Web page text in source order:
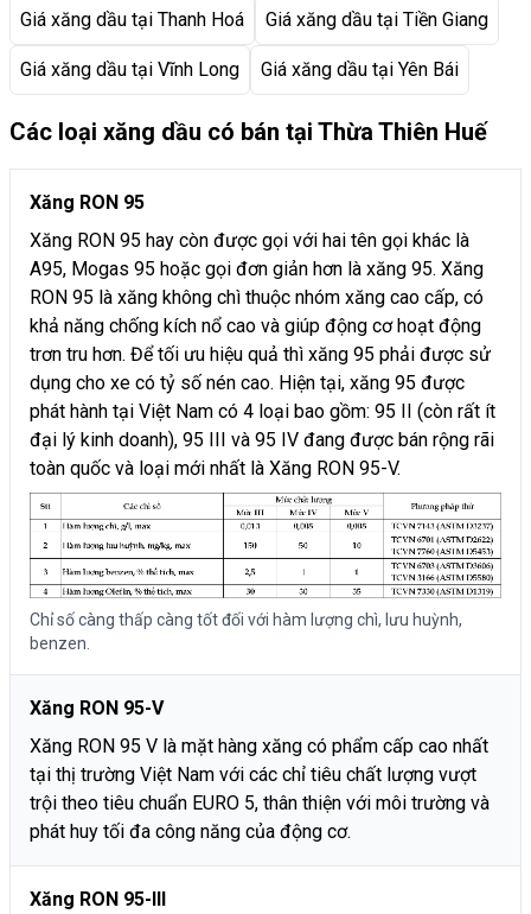
Giá xăng dầu tại Thanh Hoá Giá xăng dầu tại Tiền Giang
Giá xăng dầu tại Vĩnh Long Giá xăng dầu tại Yên Bái
Các loại xăng dầu có bán tại Thừa Thiên Huế
Xăng RON 95
Xăng RON 95 hay còn được gọi với hai tên gọi khác là
A95, Mogas 95 hoặc gọi đơn giản hơn là xăng 95. Xăng
RON 95 là xăng không chì thuộc nhóm xăng cao cấp, có
khả năng chống kích nổ cao và giúp động cơ hoạt động
trơn tru hơn. Để tối ưu hiệu quả thì xăng 95 phải được sử
dụng cho xe có tỷ số nén cao. Hiện tại, xăng 95 được
phát hành tại Việt Nam có 4 loại bao gồm: 95 II (còn rất ít
đại lý kinh doanh), 95 III và 95 IV đang được bán rộng rãi
toàn quốc và loại mới nhất là Xăng RON 95-V.
Chỉ số càng thấp càng tốt đối với hàm lượng chì, lưu huỳnh,
benzen.
Xăng RON 95-V
Xăng RON 95 V là mặt hàng xăng có phẩm cấp cao nhất
tại thị trường Việt Nam với các chỉ tiêu chất lượng vượt
trội theo tiêu chuẩn EURO 5, thân thiện với môi trường và
phát huy tối đa công năng của động cơ.
Xăng RON 95-III